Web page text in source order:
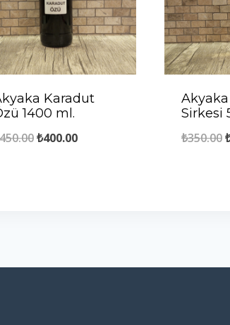
Karadut
1400 ml.
450.00Orijinal
₺400.00Şu
Sirkesi
₺350.00